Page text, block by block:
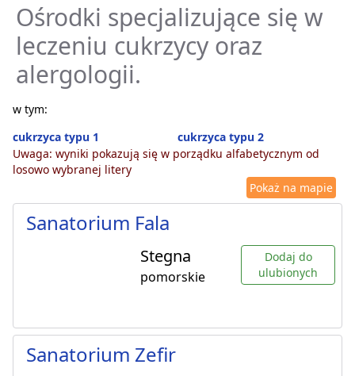
Ośrodki specjalizujące się w
leczeniu cukrzycy oraz
alergologii.
w tym:
cukrzyca typu 1
cukrzyca typu 2
Uwaga: wyniki pokazują się w porządku alfabetycznym od
losowo wybranej litery
Pokaż na mapie
Sanatorium Fala
Stegna
pomorskie
Dodaj do
ulubionych
Sanatorium Zefir